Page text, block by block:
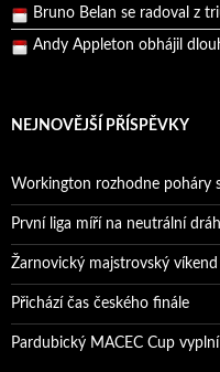
Bruno Belan se radoval z
Andy Appleton obhájil
NEJNOVĚJŠÍ PŘÍSPĚVKY
Workington rozhodne poháry
První liga míří na neutrální
Žarnovický majstrovský víkend
Přichází čas českého finále
Pardubický MACEC Cup